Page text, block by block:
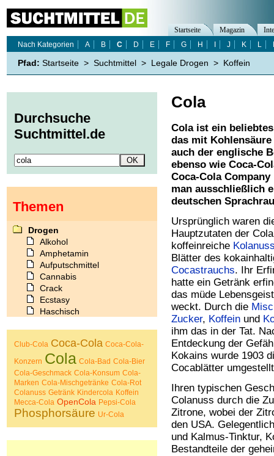
Cola
Cola ist ein
das mit
auch der englische
ebenso wie Coca-
Coca-Cola
man ausschließlich
deutschen
Ursprünglich waren
Hauptzutaten der
koffeinreiche
Blätter des
Cocastrauchs. Ihr
hatte ein Getränk
das müde
weckt. Durch die
Zucker, Koffein und
ihm das in der Tat.
Entdeckung der
Kokains wurde 1903
Cocablätter
Ihren typischen
Colanuss durch die
Zitrone, wobei der
den USA.
und Kalmus-Tinktur,
Bestandteile der
Startseite Magazin
Nach Kategorien
A B C D E F G H J K L
Pfad: Startseite > Suchtmittel > Legale Drogen > Koffein
Durchsuche
Suchtmittel.de
Themen
Drogen
Alkohol
Amphetamin
Aufputschmittel
Cannabis
Crack
Ecstasy
Haschisch
Koffein
Kokain
Lachgas
LSD
Marihuana
Medikamente
Meskalin
Metamphetamin
Methadon
Club-Cola Coca-Cola Coca-Cola-
Konzern Cola Cola-Bad Cola-Bier
Cola-Geschmack Cola-Konsum Cola-
Marken Cola-Mischgetränke Cola-Rot
Colanuss Getränk Kindercola Koffein
Mecca-Cola OpenCola Pepsi-Cola
Phosphorsäure Ur-Cola